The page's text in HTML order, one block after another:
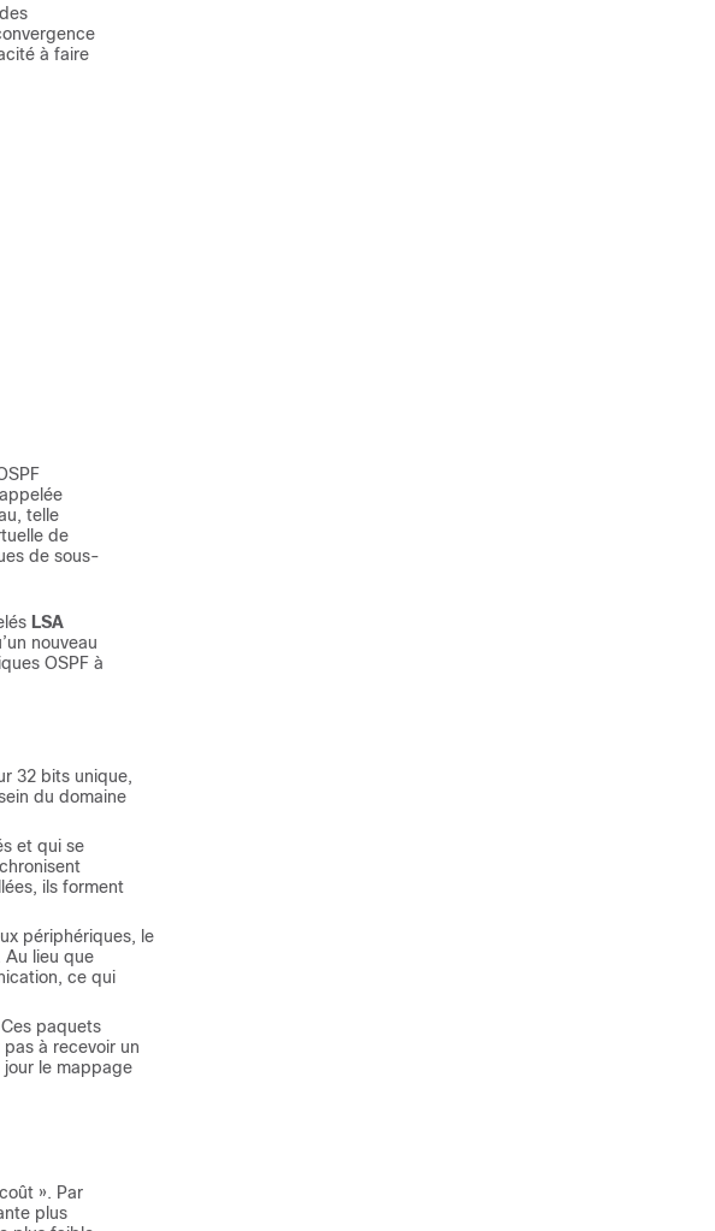
à faire
telle
de
de sous-
LSA
nouveau
OSPF à
32 bits unique,
du domaine
et qui se
ils forment
périphériques, le
Au lieu que
ce qui
paquets
à recevoir un
jour le mappage
». Par
plus